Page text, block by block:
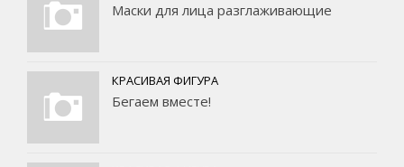
Маски для лица разглаживающие
КРАСИВАЯ ФИГУРА
Бегаем вместе!